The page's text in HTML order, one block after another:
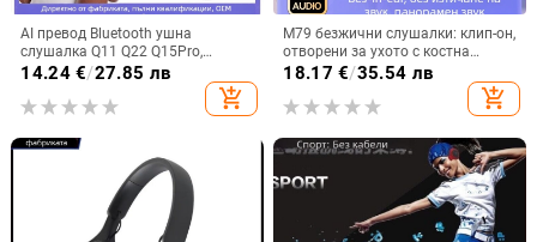
AI превод Bluetooth ушна
слушалка Q11 Q22 Q15Pro,
Bluetooth 5.3, обхват 10 м, време
на работа 4–8 ч, цифров дисплей
14.24€/27.85 лв
add_shopping_cart
M79 безжични слушалки: клип-он,
отворени за ухото с костна
проводимост, истински
безжични, Bluetooth 5.4, IPX6
водоустойчиви, до 4 часа работа
18.17 €/35.54 лв
add_shopping_cart